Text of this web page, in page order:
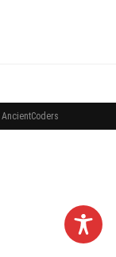
AncientCoders